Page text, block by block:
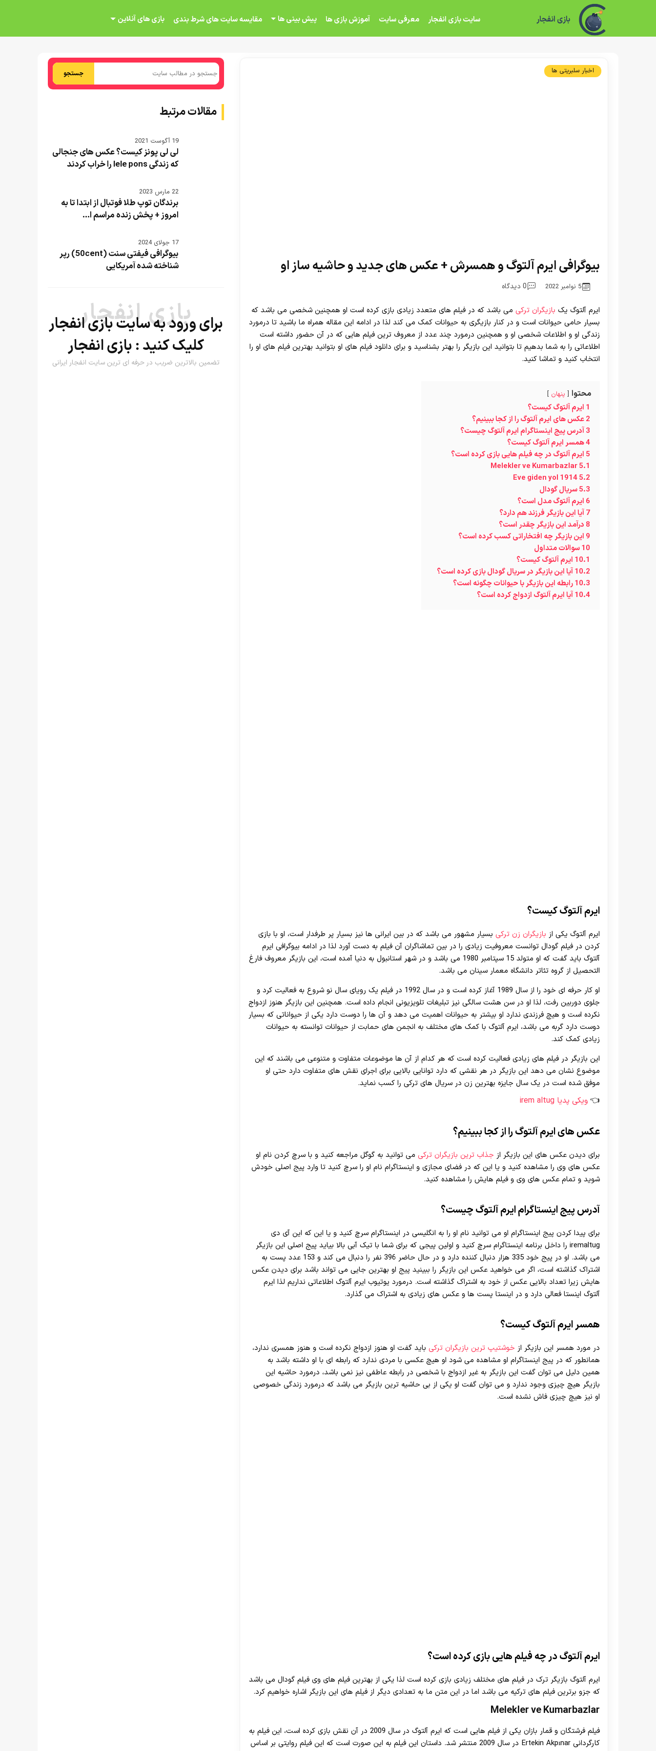
بازی انفجار سایت بازی انفجار معرفی سایت آموزش بازی ها پیش بینی ها مقایسه سایت های شرط بندی بازی های آنلاین
اخبار سلبریتی ها
بیوگرافی ایرم آلتوگ و همسرش + عکس های جدید و حاشیه ساز او
5 نوامبر 2022 0 دیدگاه
ایرم آلتوگ یک بازیگران ترکی می باشد که در فیلم های متعدد زیادی بازی کرده است او همچنین شخصی می باشد که
بسیار حامی حیوانات است و در کنار بازیگری به حیوانات کمک می کند لذا در ادامه این مقاله همراه ما باشید تا درمورد
زندگی او و اطلاعات شخصی او و همچنین درمورد چند عدد از معروف ترین فیلم هایی که در آن حضور داشته است
اطلاعاتی را به شما بدهیم تا بتوانید این بازیگر را بهتر بشناسید و برای دانلود فیلم های او بتوانید بهترین فیلم های او را
انتخاب کنید و تماشا کنید.
محتوا پنهان
1 ایرم آلتوگ کیست؟
2عکس های ایرم آلتوگ را از کجا ببینیم؟
3آدرس پیج اینستاگرام ایرم آلتوگ چیست؟
4همسر ایرم آلتوگ کیست؟
5 ایرم آلتوگ در چه فیلم هایی بازی کرده است؟
5.1
Melekler ve Kumarbazlar
5.2
Eve giden yol 1914
5.3سریال گودال
6 ایرم آلتوگ مدل است؟
7آیا این بازیگر فرزند هم دارد؟
8 درآمد این بازیگر چقدر است؟
9 این بازیگر چه افتخاراتی کسب کرده است؟
10سوالات متداول
10.1 ایرم آلتوگ کیست؟
10.2آیا این بازیگر در سریال گودال بازی کرده است؟
10.3رابطه این بازیگر با حیوانات چگونه است؟
10.4آیا ایرم آلتوگ ازدواج کرده است؟
ایرم آلتوگ کیست؟
ایرم آلتوگ یکی از بازیگران زن ترکی بسیار مشهور می باشد که در بین ایرانی ها نیز بسیار پر طرفدار است، او با بازی
کردن در فیلم گودال توانست معروفیت زیادی را در بین تماشاگران آن فیلم به دست آورد لذا در ادامه بیوگرافی ایرم
آلتوگ باید گفت که او متولد 15 سپتامبر 1980 می باشد و در شهر استانبول به دنیا آمده است، این بازیگر معروف فارغ
التحصیل از گروه تئاتر دانشگاه معمار سینان می باشد.
او کار حرفه ای خود را از سال 1989 آغاز کرده است و در سال 1992 در فیلم یک رویای سال نو شروع به فعالیت کرد و
جلوی دوربین رفت، لذا او در سن هشت سالگی نیز تبلیغات تلویزیونی انجام داده است. همچنین این بازیگر هنوز ازدواج
نکرده است و هیچ فرزندی ندارد او بیشتر به حیوانات اهمیت می دهد و آن ها را دوست دارد یکی از حیواناتی که بسیار
دوست دارد گربه می باشد، ایرم آلتوگ با کمک های مختلف به انجمن های حمابت از حیوانات توانسته به حیوانات
زیادی کمک کند.
این بازیگر در فیلم های زیادی فعالیت کرده است که هر کدام از آن ها موضوعات متفاوت و متنوعی می باشند که این
موضوع نشان می دهد این بازیگر در هر نقشی که دارد توانایی بالایی برای اجرای نقش های متفاوت دارد حتی او
موفق شده است در یک سال جایزه بهترین زن در سریال های ترکی را کسب نماید.
ویکی پدیا irem altug
عکس های ایرم آلتوگ را از کجا ببینیم؟
برای دیدن عکس های این بازیگر از جذاب ترین بازیگران ترکی می توانید به گوگل مراجعه کنید و با سرچ کردن نام او
عکس های وی را مشاهده کنید و یا این که در فضای مجازی و اینستاگرام نام او را سرچ کنید تا وارد پیج اصلی خودش
شوید و تمام عکس های وی و فیلم هایش را مشاهده کنید.
آدرس پیج اینستاگرام ایرم آلتوگ چیست؟
برای پیدا کردن پیج اینستاگرام او می توانید نام او را به انگلیسی در اینستاگرام سرچ کنید و یا این که این آی دی
iremaltug را داخل برنامه اینستاگرام سرچ کنید و اولین پیجی که برای شما با تیک آبی بالا بیاید پیج اصلی این بازیگر
می باشد. او در پیج خود 335 هزار دنبال کننده دارد و در حال حاضر 396 نفر را دنبال می کند و 153 عدد پست به
اشتراک گذاشته است، اگر می خواهید عکس این بازیگر را ببینید پیج او بهترین جایی می تواند باشد برای دیدن عکس
هایش زیرا تعداد بالایی عکس از خود به اشتراک گذاشته است. درمورد یوتیوب ایرم آلتوگ اطلاعاتی نداریم لذا ایرم
آلتوگ اینستا فعالی دارد و در اینستا پست ها و عکس های زیادی به اشتراک ‌می گذارد.
همسر ایرم آلتوگ کیست؟
در مورد همسر این بازیگر از خوشتیپ ترین بازیگران ترکی باید گفت او هنوز ازدواج نکرده است و هنوز همسری ندارد،
همانطور که در پیج اینستاگرام او مشاهده می شود او هیچ عکسی با مردی ندارد که رابطه ای با او داشته باشد به
همین دلیل می توان گفت این بازیگر به غیر ازدواج با شخصی در رابطه عاطفی نیز نمی باشد، درمورد حاشیه این
بازیگر هیچ چیزی وجود ندارد و می توان گفت او یکی از بی حاشیه ترین بازیگر می باشد که درمورد زندگی خصوصی
او نیز هیچ چیزی فاش نشده است.
ایرم آلتوگ در چه فیلم هایی بازی کرده است؟
ایرم آلتوگ بازیگر ترک در فیلم های مختلف زیادی بازی کرده است لذا یکی از بهترین فیلم های وی فیلم گودال می باشد
که جزو برترین فیلم های ترکیه می باشد اما در این متن ما به تعدادی دیگر از فیلم های این بازیگر اشاره خواهیم کرد.
Melekler ve Kumarbazlar
فیلم فرشتگان و قمار بازان یکی از فیلم هایی است که ایرم آلتوگ در سال 2009 در آن نقش بازی کرده است، این فیلم به
کارگردانی Ertekin Akpınar در سال 2009 منتشر شد. داستان این فیلم به این صورت است که این فیلم روایتی بر اساس
جستجو
مقالات مرتبط
19 آگوست 2021
لی لی پونز کیست؟ عکس های جنجالی
که زندگی lele pons را خراب کردند
22 مارس 2023
برندگان توپ طلا فوتبال از ابتدا تا به
امروز + پخش زنده مراسم ا...
17 جولای 2024
بیوگرافی فیفتی سنت (50cent) رپر
شناخته شده آمریکایی
بازی انفجار
برای ورود به سایت بازی انفجار
کلیک کنید : بازی انفجار
تضمین بالاترین ضریب در حرفه ای ترین سایت انفجار ایرانی